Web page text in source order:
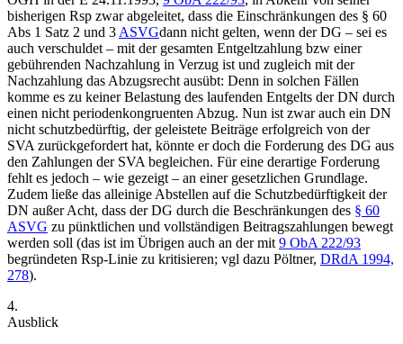
bisherigen Rsp zwar abgeleitet, dass die Einschränkungen des § 60
Abs 1 Satz 2 und 3 ASVGdann nicht gelten, wenn der DG – sei es
auch verschuldet – mit der gesamten Entgeltzahlung bzw einer
gebührenden Nachzahlung in Verzug ist und zugleich mit der
Nachzahlung das Abzugsrecht ausübt: Denn in solchen Fällen
komme es zu keiner Belastung des laufenden Entgelts der DN durch
einen nicht periodenkongruenten Abzug. Nun ist zwar auch ein DN
nicht schutzbedürftig, der geleistete Beiträge erfolgreich von der
SVA zurückgefordert hat, könnte er doch die Forderung des DG aus
den Zahlungen der SVA begleichen. Für eine derartige Forderung
fehlt es jedoch – wie gezeigt – an einer gesetzlichen Grundlage.
Zudem ließe das alleinige Abstellen auf die Schutzbedürftigkeit der
DN außer Acht, dass der DG durch die Beschränkungen des § 60
ASVG zu pünktlichen und vollständigen Beitragszahlungen bewegt
werden soll (das ist im Übrigen auch an der mit 9 ObA 222/93
begründeten Rsp-Linie zu kritisieren; vgl dazu Pöltner, DRdA 1994,
278).
4.
Ausblick